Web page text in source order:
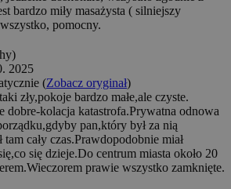
bardzo miły masażysta ( silniejszy
pomocny.
2025
(Zobacz oryginał)
zły,pokoje bardzo małe,ale czyste.
dobre-kolacja katastrofa.Prywatna odnowa
pan,który był za nią
cały czas.Prawdopodobnie miał
się dzieje.Do centrum miasta około 20
prawie wszystko zamknięte.